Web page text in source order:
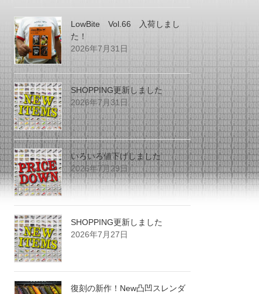
LowBite Vol.66 入荷しまし
た！
2026年7月31日
SHOPPING更新しました
2026年7月31日
いろいろ値下げしました
2026年7月29日
SHOPPING更新しました
2026年7月27日
復刻の新作！New凸凹スレンダ